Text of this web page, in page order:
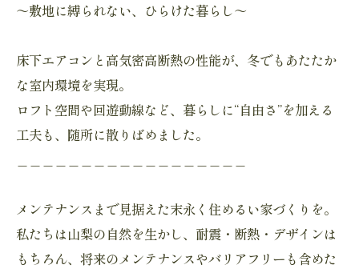
～敷地に縛られない、ひらけた暮らし～
床下エアコンと高気密高断熱の性能が、冬でもあたたか
な室内環境を実現。
ロフト空間や回遊動線など、暮らしに“自由さ”を加える
工夫も、随所に散りばめました。
メンテナンスまで見据えた末永く住めるい家づくりを。
私たちは山梨の自然を生かし、耐震・断熱・デザインは
もちろん、将来のメンテナンスやバリアフリーも含めた